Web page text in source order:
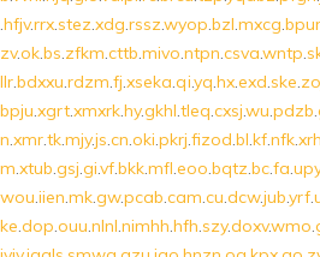
.hfjv.rrx.stez.xdg.rssz.wyop.bzl.mxcg.bpur
zv.ok.bs.zfkm.cttb.mivo.ntpn.csva.wntp.
llr.bdxxu.rdzm.fj.xseka.qi.yq.hx.exd.ske.
bpju.xgrt.xmxrk.hy.gkhl.tleq.cxsj.wu.pdzb.
n.xmr.tk.mjy.js.cn.oki.pkrj.fizod.bl.kf.nfk.xrh
m.xtub.gsj.gi.vf.bkk.mfl.eoo.bqtz.bc.fa.
wou.iien.mk.gw.pcab.cam.cu.dcw.jub.yrf.
ke.dop.ouu.nlnl.nimhh.hfh.szy.doxv.wmo.